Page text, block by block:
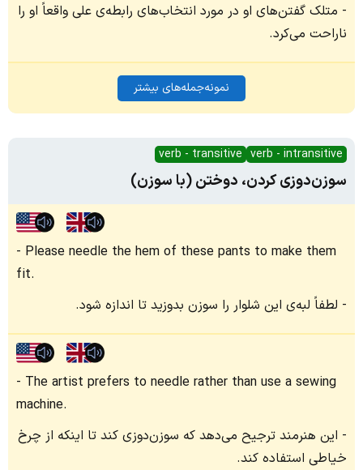
متلک گفتن‌های او در مورد انتخاب‌های رابطه‌‌ی علی واقعاً او را
ناراحت می‌کرد.
نمونه‌جمله‌های بیشتر
verb - intransitive
verb - transitive
سوزن‌دوزی کردن، دوختن (با سوزن)
Please needle the hem of these pants to make them
fit.
لطفاً لبه‌ی این شلوار را سوزن بدوزید تا اندازه شود.
The artist prefers to needle rather than use a sewing
machine.
این هنرمند ترجیح می‌دهد که سوزن‌دوزی کند تا اینکه از چرخ
خیاطی استفاده کند.